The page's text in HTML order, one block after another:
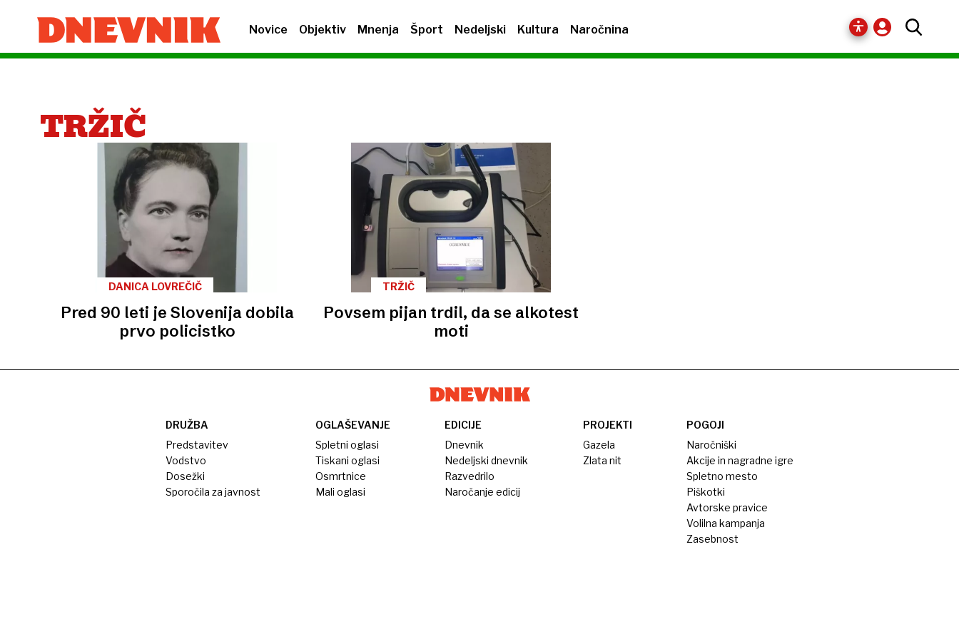
Novice Objektiv Mnenja Šport Nedeljski Kultura Naročnina
TRŽIČ
DANICA LOVREČIČ
Pred 90 leti je Slovenija dobila
prvo policistko
TRŽIČ
Povsem pijan trdil, da se alkotest
moti
DRUŽBA
Predstavitev
Vodstvo
Dosežki
Sporočila za javnost
OGLAŠEVANJE
Spletni oglasi
Tiskani oglasi
Osmrtnice
Mali oglasi
EDICIJE
Dnevnik
Nedeljski dnevnik
Razvedrilo
Naročanje edicij
PROJEKTI
Gazela
Zlata nit
POGOJI
Naročniški
Akcije in nagradne igre
Spletno mesto
Piškotki
Avtorske pravice
Volilna kampanja
Zasebnost